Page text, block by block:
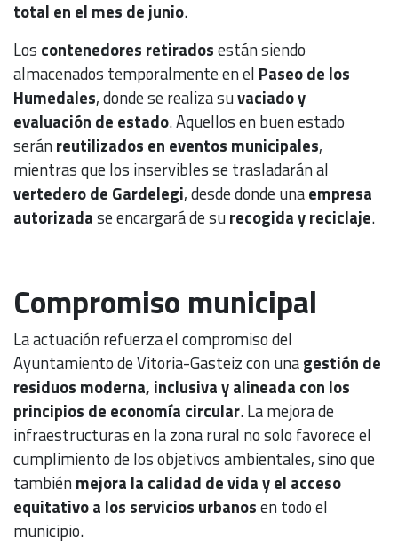
total en el mes de junio.
Los contenedores retiradosestán siendo
almacenados temporalmente en el Paseo de los
Humedales, donde se realiza suvaciado y
evaluación de estado. Aquellos en buen estado
seránreutilizados en eventos municipales,
mientras que los inservibles se trasladarán al
vertedero de Gardelegi, desde donde unaempresa
autorizadase encargará de surecogida y reciclaje.
Compromiso municipal
La actuación refuerza el compromiso del
Ayuntamiento de Vitoria-Gasteiz con unagestión de
residuos moderna, inclusiva y alineada con los
principios de economía circular. La mejora de
infraestructuras en la zona rural no solo favorece el
cumplimiento de los objetivos ambientales, sino que
tambiénmejora la calidad de vida y el acceso
equitativo a los servicios urbanosen todo el
municipio.